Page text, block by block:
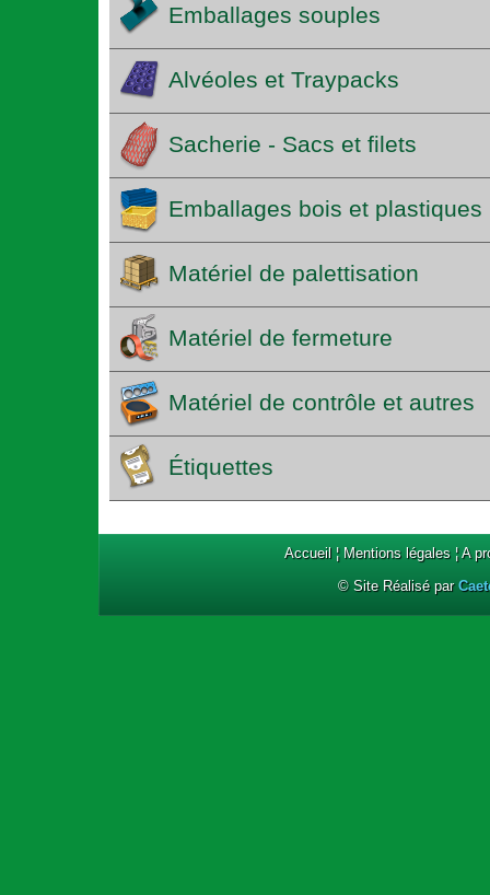
Emballages souples
Alvéoles et Traypacks
Sacherie - Sacs et filets
Emballages bois et plastiques
Matériel de palettisation
Matériel de fermeture
Matériel de contrôle et autres
Étiquettes
Accueil¦ Mentions légales¦A
© Site Réalisé par